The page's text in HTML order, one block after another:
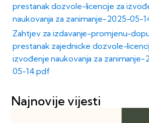
prestanak dozvole-licencije za
naukovanja za zanimanje-2025-05-
Zahtjev za izdavanje-promjenu-
prestanak zajednicke dozvole-
izvođenje naukovanja za zanimanje-
05-14.pdf
Najnovije vijesti